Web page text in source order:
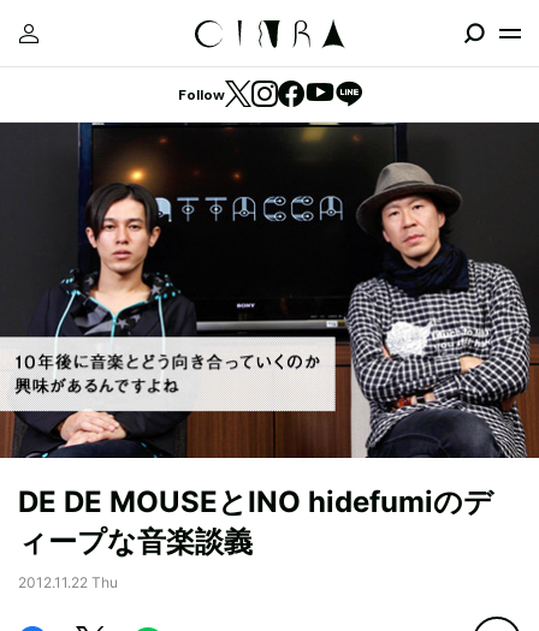
Follow
DE DE MOUSEとINO hidefumiのデ
ィープな音楽談義
2012.11.22 Thu